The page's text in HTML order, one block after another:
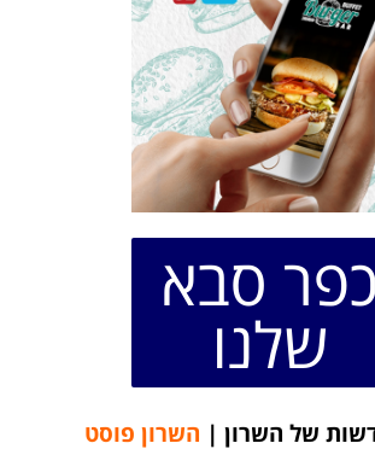
כפר סבא
שלנו
של השרון | השרון פוסט